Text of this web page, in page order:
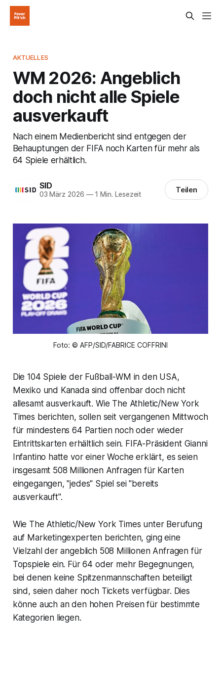
AKTUELLES
WM 2026: Angeblich
doch nicht alle Spiele
ausverkauft
Nach einem Medienbericht sind entgegen der
Behauptungen der FIFA noch Karten für mehr als
64 Spiele erhältlich.
SID
03 März 2026 —1 Min. Lesezeit Teilen
Foto: © AFP/SID/FABRICE COFFRINI
Die 104 Spiele der Fußball-WM in den USA,
Mexiko und Kanada sind offenbar doch nicht
allesamt ausverkauft. Wie The Athletic/New York
Times berichten, sollen seit vergangenen Mittwoch
für mindestens 64 Partien noch oder wieder
Eintrittskarten erhältlich sein. FIFA-Präsident Gianni
Infantino hatte vor einer Woche erklärt, es seien
insgesamt 508 Millionen Anfragen für Karten
eingegangen, "jedes" Spiel sei "bereits
ausverkauft".
Wie The Athletic/New York Times unter Berufung
auf Marketingexperten berichten, ging eine
Vielzahl der angeblich 508 Millionen Anfragen für
Topspiele ein. Für 64 oder mehr Begegnungen,
bei denen keine Spitzenmannschaften beteiligt
sind, seien daher noch Tickets verfügbar. Dies
könne auch an den hohen Preisen für bestimmte
Kategorien liegen.